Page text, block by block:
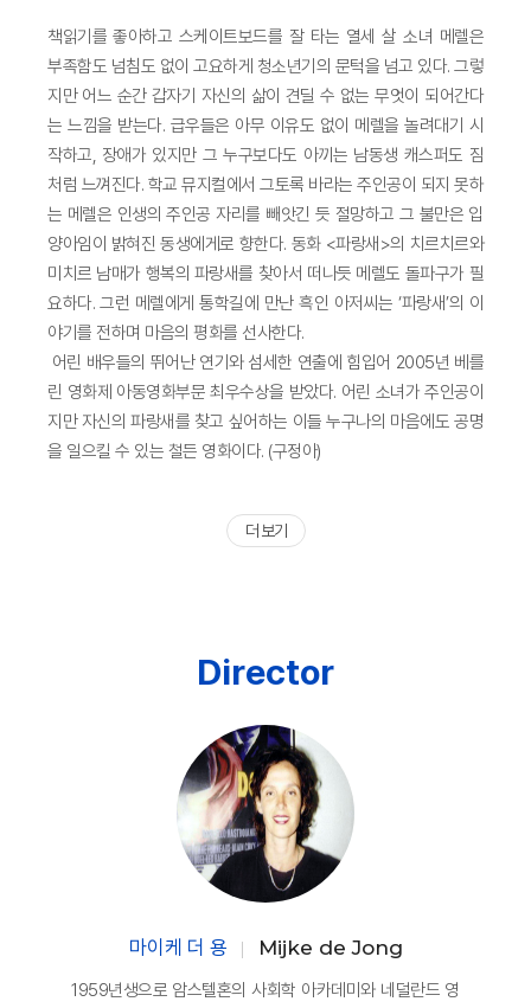
책읽기를 좋아하고 스케이트보드를 잘 타는 열세 살 소녀 메렐은
부족함도 넘침도 없이 고요하게 청소년기의 문턱을 넘고 있다. 그렇
지만 어느 순간 갑자기 자신의 삶이 견딜 수 없는 무엇이 되어간다
는 느낌을 받는다. 급우들은 아무 이유도 없이 메렐을 놀려대기 시
작하고, 장애가 있지만 그 누구보다도 아끼는 남동생 캐스퍼도 짐
처럼 느껴진다. 학교 뮤지컬에서 그토록 바라는 주인공이 되지 못하
는 메렐은 인생의 주인공 자리를 빼앗긴 듯 절망하고 그 불만은 입
양아임이 밝혀진 동생에게로 향한다. 동화 <파랑새>의 치르치르와
미치르 남매가 행복의 파랑새를 찾아서 떠나듯 메렐도 돌파구가 필
요하다. 그런 메렐에게 통학길에 만난 흑인 아저씨는 ‘파랑새’의 이
야기를 전하며 마음의 평화를 선사한다.
어린 배우들의 뛰어난 연기와 섬세한 연출에 힘입어 2005년 베를
린 영화제 아동영화부문 최우수상을 받았다. 어린 소녀가 주인공이
지만 자신의 파랑새를 찾고 싶어하는 이들 누구나의 마음에도 공명
을 일으킬 수 있는 철든 영화이다. (구정아)
더 보기
Director
마이케 더 용 Mijke de Jong
1959년생으로 암스텔혼의 사회학 아카데미와 네덜란드 영